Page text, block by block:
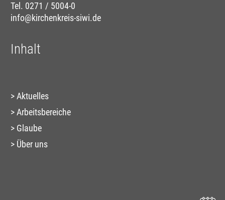
Tel. 0271 / 5004-0
info@kirchenkreis-siwi.de
Inhalt
Aktuelles
Arbeitsbereiche
Glaube
Über uns